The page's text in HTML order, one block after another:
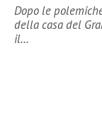
Dopo le
della casa del
il…